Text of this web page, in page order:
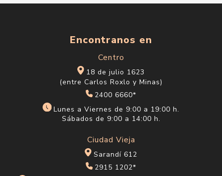
Encontranos en
Centro
18 de julio 1623
(entre Carlos Roxlo y Minas)
2400 6660*
Lunes a Viernes de 9:00 a 19:00 h.
Sábados de 9:00 a 14:00 h.
Ciudad Vieja
Sarandí 612
2915 1202*